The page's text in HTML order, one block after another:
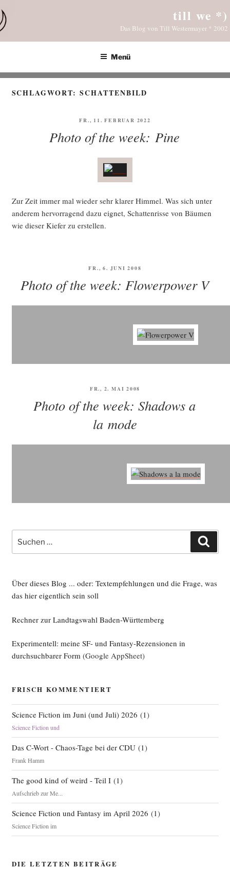
Inhalt
springen
till we *)
Das Blog von Till Westermayer * 2002
Menü
SCHLAGWORT:SCHATTENBILD
VERÖFFENTLICHT
FR., 11. FEBRUAR 2022
Photo of the week: Pine
Zur Zeit immer mal wie­der sehr kla­rer Him­mel. Was sich unter
ande­rem her­vor­ra­gend dazu eig­net, Schat­ten­ris­se von Bäu­men
wie die­ser Kie­fer zu erstellen.
VERÖFFENTLICHT
FR., 6. JUNI 2008
Photo of the week: Flowerpower V
VERÖFFENTLICHT
FR., 2. MAI 2008
Photo of the week: Shadows a
la mode
nach:
Über dieses Blog ... oder: Textempfehlungen und die Frage, was
das hier eigentlich sein soll
Rechner zur Landtagswahl Baden-Württemberg
Experimentell: meine SF- und Fantasy-Rezensionen in
durchsuchbarer Form(Google AppSheet)
FRISCH KOMMENTIERT
Science Fiction im Juni (und Juli) 2026 (1)
Science Fiction und
Das C-Wort - Chaos-Tage bei der CDU(1)
Frank Hamm
The good kind of weird - Teil I(1)
Aufschrieb zur Me...
Science Fiction und Fantasy im April 2026 (1)
Science Fiction im
DIE LETZTEN BEITRÄGE